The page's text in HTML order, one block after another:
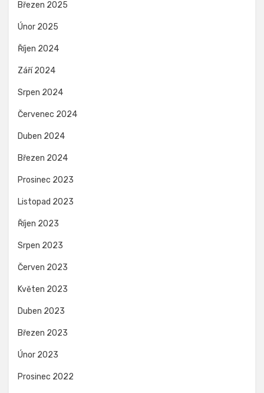
Březen 2025
Únor 2025
Říjen 2024
Září 2024
Srpen 2024
Červenec 2024
Duben 2024
Březen 2024
Prosinec 2023
Listopad 2023
Říjen 2023
Srpen 2023
Červen 2023
Květen 2023
Duben 2023
Březen 2023
Únor 2023
Prosinec 2022